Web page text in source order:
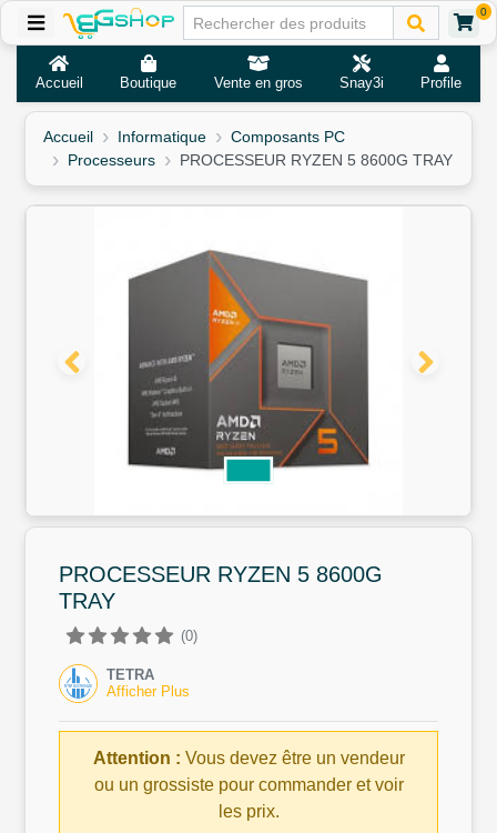
0
Accueil Boutique Vente en gros Snay3i Profile
Accueil Informatique
Composants PC
Processeurs
PROCESSEUR RYZEN 5 8600G TRAY
PROCESSEUR RYZEN 5 8600G
TRAY
(0)
TETRA
Afficher Plus
Attention : Vous devez être un vendeur
ou un grossiste pour commander et voir
les prix.